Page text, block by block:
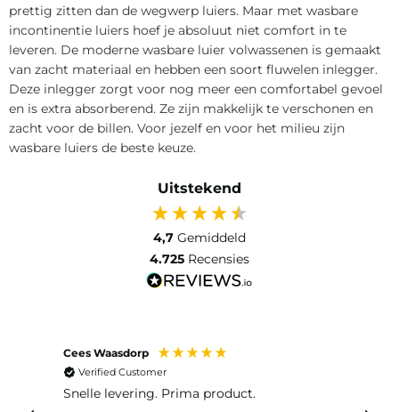
prettig zitten dan de wegwerp luiers. Maar met wasbare
incontinentie luiers hoef je absoluut niet comfort in te
leveren. De moderne wasbare luier volwassenen is gemaakt
van zacht materiaal en hebben een soort fluwelen inlegger.
Deze inlegger zorgt voor nog meer een comfortabel gevoel
en is extra absorberend. Ze zijn makkelijk te verschonen en
zacht voor de billen. Voor jezelf en voor het milieu zijn
wasbare luiers de beste keuze.
Uitstekend
4,7 Gemiddeld
4.725 Recensies
Cees Waasdorp
Verified Customer
Snelle levering. Prima product.